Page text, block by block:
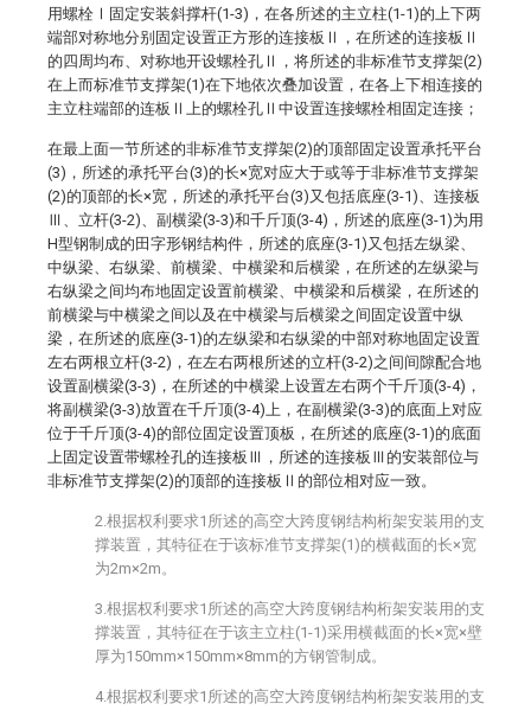
用螺栓Ⅰ固定安装斜撑杆(1-3)，在各所述的主立柱(1-1)的上下两
端部对称地分别固定设置正方形的连接板Ⅱ，在所述的连接板Ⅱ
的四周均布、对称地开设螺栓孔Ⅱ，将所述的非标准节支撑架(2)
在上而标准节支撑架(1)在下地依次叠加设置，在各上下相连接的
主立柱端部的连板Ⅱ上的螺栓孔Ⅱ中设置连接螺栓相固定连接；
在最上面一节所述的非标准节支撑架(2)的顶部固定设置承托平台
(3)，所述的承托平台(3)的长×宽对应大于或等于非标准节支撑架
(2)的顶部的长×宽，所述的承托平台(3)又包括底座(3-1)、连接板
Ⅲ、立杆(3-2)、副横梁(3-3)和千斤顶(3-4)，所述的底座(3-1)为用
H型钢制成的田字形钢结构件，所述的底座(3-1)又包括左纵梁、
中纵梁、右纵梁、前横梁、中横梁和后横梁，在所述的左纵梁与
右纵梁之间均布地固定设置前横梁、中横梁和后横梁，在所述的
前横梁与中横梁之间以及在中横梁与后横梁之间固定设置中纵
梁，在所述的底座(3-1)的左纵梁和右纵梁的中部对称地固定设置
左右两根立杆(3-2)，在左右两根所述的立杆(3-2)之间间隙配合地
设置副横梁(3-3)，在所述的中横梁上设置左右两个千斤顶(3-4)，
将副横梁(3-3)放置在千斤顶(3-4)上，在副横梁(3-3)的底面上对应
位于千斤顶(3-4)的部位固定设置顶板，在所述的底座(3-1)的底面
上固定设置带螺栓孔的连接板Ⅲ，所述的连接板Ⅲ的安装部位与
非标准节支撑架(2)的顶部的连接板Ⅱ的部位相对应一致。
2.根据权利要求1所述的高空大跨度钢结构桁架安装用的支
撑装置，其特征在于该标准节支撑架(1)的横截面的长×宽
为2m×2m。
3.根据权利要求1所述的高空大跨度钢结构桁架安装用的支
撑装置，其特征在于该主立柱(1-1)采用横截面的长×宽×壁
厚为150mm×150mm×8mm的方钢管制成。
4.根据权利要求1所述的高空大跨度钢结构桁架安装用的支